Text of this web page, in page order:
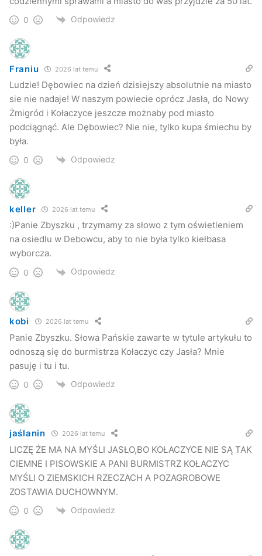
Kuba Kowalczyk
Jaslonet.pl
0 Odpowiedz
Franiu 2026 lat temu
Ludzie! Dębowiec na dzień dzisiejszy absolutnie na miasto
sie nie nadaje! W naszym powiecie oprócz Jasła, do Nowy
Żmigród i Kołaczyce jeszcze możnaby pod miasto
podciągnąć. Ale Dębowiec? Nie nie, tylko kupa śmiechu by
była.
0 Odpowiedz
keller 2026 lat temu
:)Panie Zbyszku , trzymamy za słowo z tym oświetleniem
na osiedlu w Debowcu, aby to nie była tylko kiełbasa
wyborcza.
0 Odpowiedz
kobi 2026 lat temu
Panie Zbyszku. Słowa Pańskie zawarte w tytule artykułu to
odnoszą się do burmistrza Kołaczyc czy Jasła? Mnie
pasuję i tu i tu.
0 Odpowiedz
jaślanin 2026 lat temu
LICZĘ ŻE MA NA MYŚLI JASŁO,BO KOŁACZYCE NIE SĄ TAK
CIEMNE I PISOWSKIE A PANI BURMISTRZ KOŁACZYC
MYŚLI O ZIEMSKICH RZECZACH A POZAGROBOWE
ZOSTAWIA DUCHOWNYM.
0 Odpowiedz